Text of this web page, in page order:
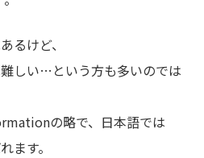
るけど、
しい…という方も多いのでは
の略で、日本語では
ます。